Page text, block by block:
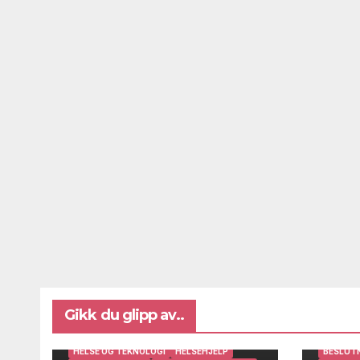
Gikk du glipp av..
BRUKERINNSIKT OG BRUKERMEDVIRKNING
DIGITAL AVSTANDSOPPFØLGING
HELSE OG TEKNOLOGI
HELSEHJELP